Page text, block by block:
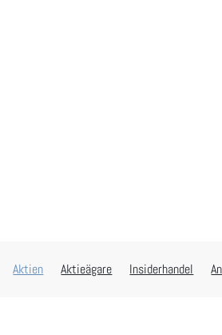
Aktien Aktieägare Insiderhandel